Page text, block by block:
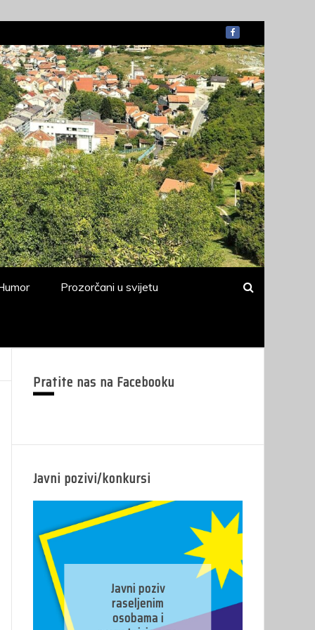
Prozorčani u svijetu
Pratite nas na Facebooku
Javni pozivi/konkursi
Javni poziv
raseljenim
osobama i